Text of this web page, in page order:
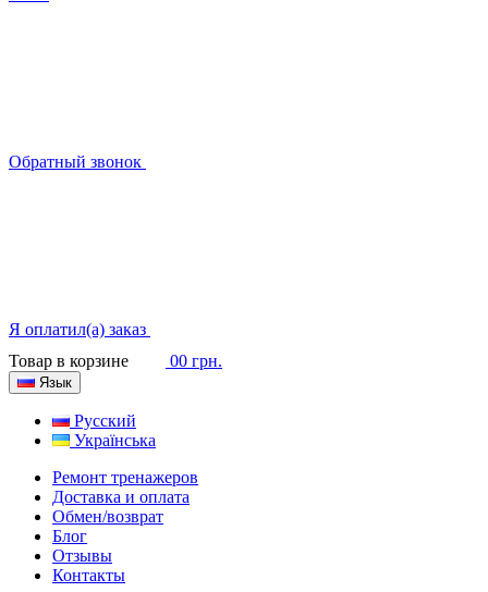
Обратный звонок
Я оплатил(а) заказ
Товар в корзине
00 грн.
Язык
Русский
Українська
Ремонт тренажеров
Доставка и оплата
Обмен/возврат
Блог
Отзывы
Контакты